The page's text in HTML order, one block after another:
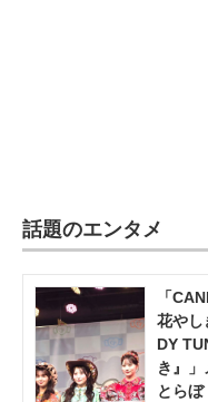
ちょっと気になるネット
話題のエンタメ
「
花やし
DY
き』
とらぼ